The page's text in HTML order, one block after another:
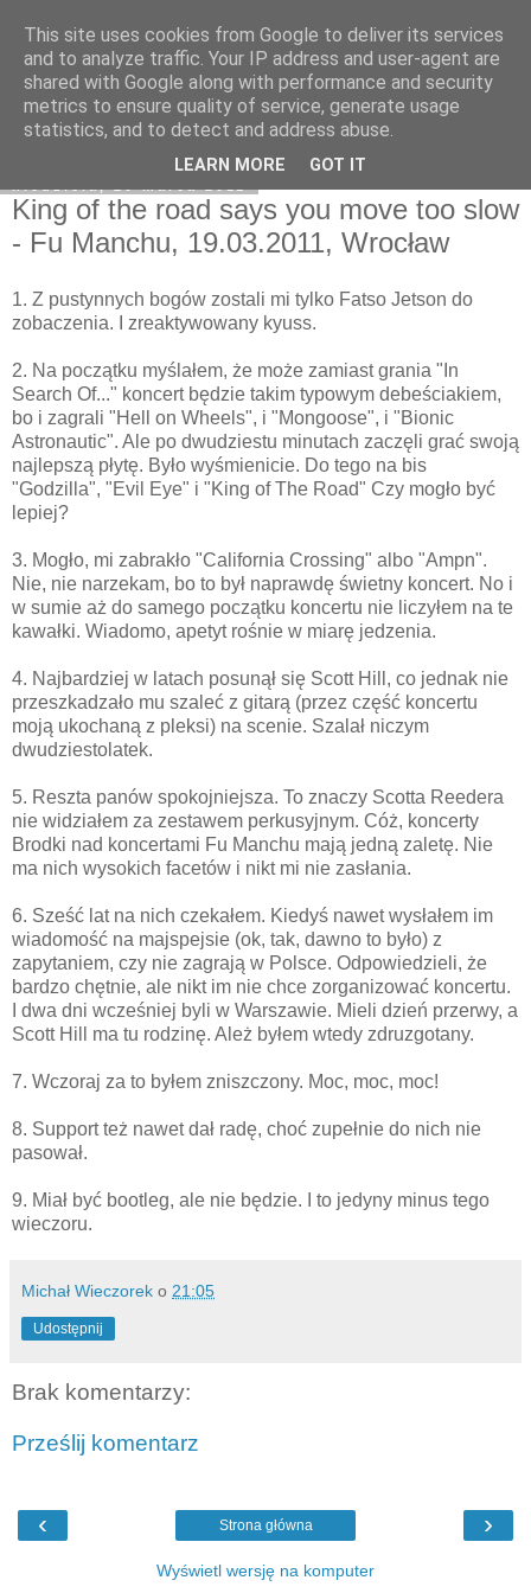
Na obrzeżach
King of the road says you move too slow
- Fu Manchu, 19.03.2011, Wrocław
1. Z pustynnych bogów zostali mi tylko Fatso Jetson do
zobaczenia. I zreaktywowany kyuss.
2. Na początku myślałem, że może zamiast grania "In
Search Of..." koncert będzie takim typowym debeściakiem,
bo i zagrali "Hell on Wheels", i "Mongoose", i "Bionic
Astronautic". Ale po dwudziestu minutach zaczęli grać swoją
najlepszą płytę. Było wyśmienicie. Do tego na bis
"Godzilla", "Evil Eye" i "King of The Road" Czy mogło być
lepiej?
3. Mogło, mi zabrakło "California Crossing" albo "Ampn".
Nie, nie narzekam, bo to był naprawdę świetny koncert. No i
w sumie aż do samego początku koncertu nie liczyłem na te
kawałki. Wiadomo, apetyt rośnie w miarę jedzenia.
4. Najbardziej w latach posunął się Scott Hill, co jednak nie
przeszkadzało mu szaleć z gitarą (przez część koncertu
moją ukochaną z pleksi) na scenie. Szalał niczym
dwudziestolatek.
5. Reszta panów spokojniejsza. To znaczy Scotta Reedera
nie widziałem za zestawem perkusyjnym. Cóż, koncerty
Brodki nad koncertami Fu Manchu mają jedną zaletę. Nie
ma nich wysokich facetów i nikt mi nie zasłania.
6. Sześć lat na nich czekałem. Kiedyś nawet wysłałem im
wiadomość na majspejsie (ok, tak, dawno to było) z
zapytaniem, czy nie zagrają w Polsce. Odpowiedzieli, że
bardzo chętnie, ale nikt im nie chce zorganizować koncertu.
I dwa dni wcześniej byli w Warszawie. Mieli dzień przerwy, a
Scott Hill ma tu rodzinę. Ależ byłem wtedy zdruzgotany.
7. Wczoraj za to byłem zniszczony. Moc, moc, moc!
8. Support też nawet dał radę, choć zupełnie do nich nie
pasował.
9. Miał być bootleg, ale nie będzie. I to jedyny minus tego
wieczoru.
Michał Wieczorek o 21:05
Udostępnij
Brak komentarzy:
Prześlij komentarz
‹ ›
Strona główna
Wyświetl wersję na komputer
This site uses cookies from Google to deliver its services
and to analyze traffic. Your IP address and user-agent are
shared with Google along with performance and security
metrics to ensure quality of service, generate usage
statistics, and to detect and address abuse.
LEARN MORE GOT IT